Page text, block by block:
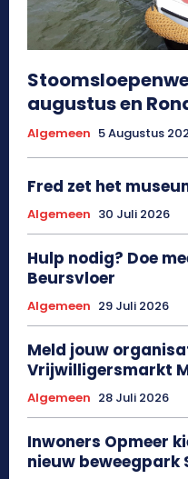
augustus en
Algemeen 5 Augustus
Fred zet het
Algemeen 30 Juli 2026
Hulp nodig? Doe
Beursvloer
Algemeen 29 Juli 2026
Meld jouw
Vrijwilligersmarkt
Algemeen 28 Juli 2026
Inwoners Opmeer
nieuw beweegpark